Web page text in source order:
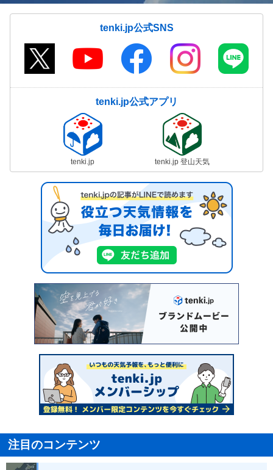
tenki.jp公式SNS
tenki.jp公式アプリ
tenki.jp tenki.jp 登山天気
注目のコンテンツ